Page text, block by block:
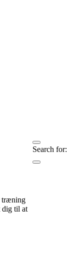
Search for:
dig til at